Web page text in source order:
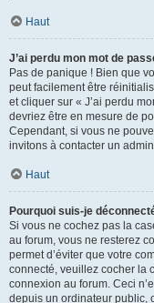
Haut
J’ai perdu mon mot de
Pas de panique ! Bien que
peut facilement être
et cliquer sur « J’ai perdu
devriez être en mesure de
Cependant, si vous ne
invitons à contacter un
Haut
Pourquoi suis-je
Si vous ne cochez pas la
au forum, vous ne resterez
permet d’éviter que votre
connecté, veuillez cocher la
connexion au forum. Ceci
depuis un ordinateur public,